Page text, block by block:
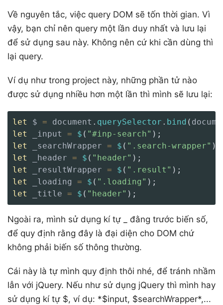
Về nguyên tắc, việc query DOM sẽ tốn thời gian. Vì
vậy, bạn chỉ nên query một lần duy nhất và lưu lại
để sử dụng sau này. Không nên cứ khi cần dùng thì
lại query.
Ví dụ như trong project này, những phần tử nào
được sử dụng nhiều hơn một lần thì mình sẽ lưu lại:
let $ = document . querySelector . bind (
let
_input = $ ( "#inp-search" ) ;
let
_searchWrapper = $ ( ".search-wrapper" )
let
_header = $ ( "header" ) ;
let
_resultWrapper = $ ( ".result" ) ;
let
_loading = $ ( ".loading" ) ;
let
_title = $ ( "header" ) ;
Ngoài ra, mình sử dụng kí tự _ đằng trước biến số,
để quy định rằng đây là đại diện cho DOM chứ
không phải biến số thông thường.
Cái này là tự mình quy định thôi nhé, để tránh nhầm
lẫn với jQuery. Nếu như sử dụng jQuery thì mình hay
sử dụng kí tự $, ví dụ: *$input, $searchWrapper*,...